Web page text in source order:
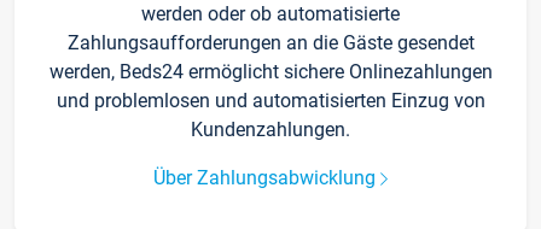
werden oder ob automatisierte
Zahlungsaufforderungen an die Gäste gesendet
werden, Beds24 ermöglicht sichere Onlinezahlungen
und problemlosen und automatisierten Einzug von
Kundenzahlungen.
Über Zahlungsabwicklung